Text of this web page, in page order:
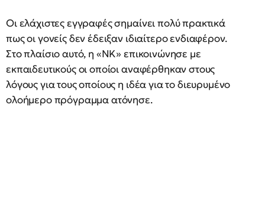
Οι ελάχιστες εγγραφές σημαίνει πολύ πρακτικά
πως οι γονείς δεν έδειξαν ιδιαίτερο ενδιαφέρον.
Στο πλαίσιο αυτό, η «ΝΚ» επικοινώνησε με
εκπαιδευτικούς οι οποίοι αναφέρθηκαν στους
λόγους για τους οποίους η ιδέα για το διευρυμένο
ολοήμερο πρόγραμμα ατόνησε.